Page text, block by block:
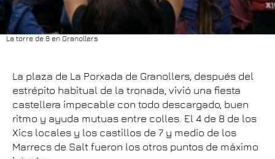
La torre de 8 en Granollers
La plaza de La Porxada de Granollers, después del
estrépito habitual de la tronada, vivió una fiesta
castellera impecable con todo descargado, buen
ritmo y ayuda mutuas entre colles. El 4 de 8 de los
Xics locales y los castillos de 7 y medio de los
Marrecs de Salt fueron los otros puntos de máximo